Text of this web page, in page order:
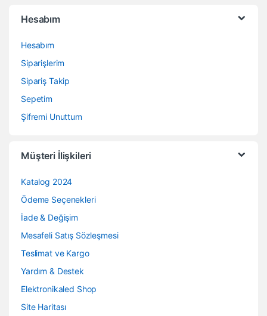
Hesabım
Hesabım
Siparişlerim
Sipariş Takip
Sepetim
Şifremi Unuttum
Müşteri İlişkileri
Katalog 2024
Ödeme Seçenekleri
İade & Değişim
Mesafeli Satış Sözleşmesi
Teslimat ve Kargo
Yardım & Destek
Elektronikaled Shop
Site Haritası